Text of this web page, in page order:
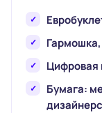
Цифровая
Бумага: